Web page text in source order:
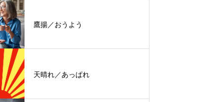
鷹揚／おうよう
天晴れ／あっぱれ